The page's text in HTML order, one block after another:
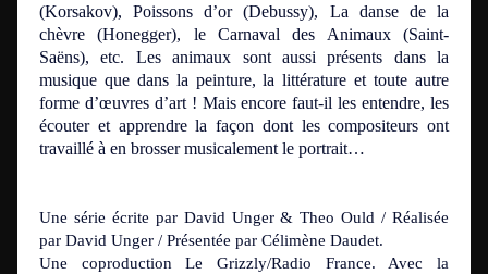
(Korsakov), Poissons d’or (Debussy), La danse de la
chèvre (Honegger), le Carnaval des Animaux (Saint-
Saëns), etc. Les animaux sont aussi présents dans la
musique que dans la peinture, la littérature et toute autre
forme d’œuvres d’art ! Mais encore faut-il les entendre, les
écouter et apprendre la façon dont les compositeurs ont
travaillé à en brosser musicalement le portrait…
Une série écrite par David Unger & Theo Ould / Réalisée
par David Unger / Présentée par Célimène Daudet.
Une coproduction Le Grizzly/Radio France. Avec la